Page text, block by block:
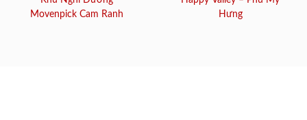
Movenpick Cam Ranh
Hưng